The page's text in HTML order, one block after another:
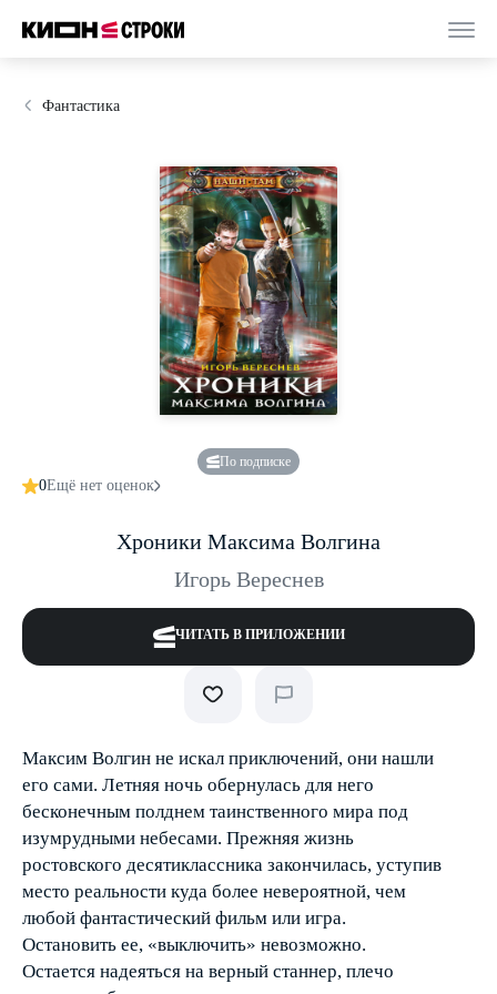
Фантастика
По подписке
0Ещё нет оценок
Хроники Максима Волгина
Игорь Вереснев
ЧИТАТЬ В ПРИЛОЖЕНИИ
Максим Волгин не искал приключений, они нашли
его сами. Летняя ночь обернулась для него
бесконечным полднем таинственного мира под
изумрудными небесами. Прежняя жизнь
ростовского десятиклассника закончилась, уступив
место реальности куда более невероятной, чем
любой фантастический фильм или игра.
Остановить ее, «выключить» невозможно.
Остается надеяться на верный станнер, плечо